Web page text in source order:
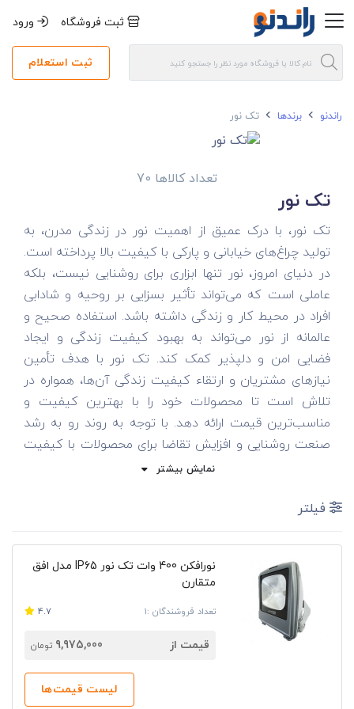
ثبت فروشگاه ورود
ثبت استعلام
راندنو برندها تک نور
تعداد کالاها 70
تک نور
تک نور، با درک عمیق از اهمیت نور در زندگی مدرن، به
تولید چراغ‌های خیابانی و پارکی با کیفیت بالا پرداخته است.
در دنیای امروز، نور تنها ابزاری برای روشنایی نیست، بلکه
عاملی است که می‌تواند تأثیر بسزایی بر روحیه و شادابی
افراد در محیط کار و زندگی داشته باشد. استفاده صحیح و
عالمانه از نور می‌تواند به بهبود کیفیت زندگی و ایجاد
فضایی امن و دلپذیر کمک کند. تک نور با هدف تأمین
نیازهای مشتریان و ارتقاء کیفیت زندگی آن‌ها، همواره در
تلاش است تا محصولات خود را با بهترین کیفیت و
مناسب‌ترین قیمت ارائه دهد. با توجه به روند رو به رشد
صنعت روشنایی و افزایش تقاضا برای محصولات با کیفیت
و کم‌مصرف، تک نور به دنبال گسترش دامنه محصولات و
باشد.
تاریخچه شرکت
شرکت تعاونی اصفهان آلومین با نشان تجاری تک نور
اصفهان در سال 1359 فعالیت خود را در حوزه روشنایی آغاز
کرده است. هدف اولیه این شرکت تولید مصنوعات
فعالیت‌های خود و تولید چراغ‌های خیابانی و پارکی نمود. تک
نور با بیش از 20 سال تجربه و بهره‌گیری از دانش فنی به‌
نمایش بیشتر
فیلتر
نورافکن 400 وات تک نور IP65 مدل افق
متقارن
تعداد فروشندگان :1 4.7
قیمت از 9,975,000 تومان
لیست قیمت‌ها